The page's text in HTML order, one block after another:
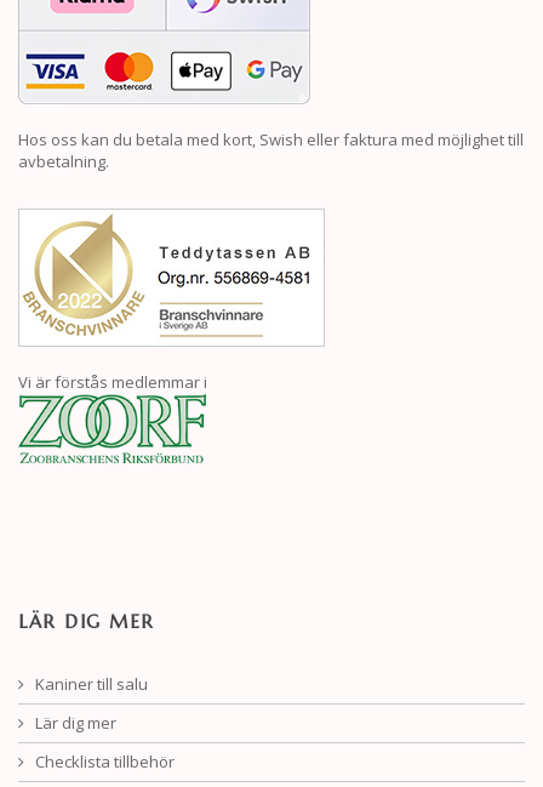
Hos oss kan du betala med kort, Swish eller faktura med möjlighet till
avbetalning.
Vi är förstås medlemmar i
LÄR DIG MER
Kaniner till salu
Lär dig mer
Checklista tillbehör